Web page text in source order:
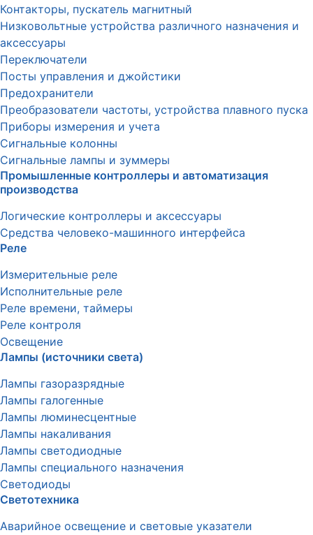
Контакторы, пускатель магнитный
Низковольтные устройства различного назначения и
аксессуары
Переключатели
Посты управления и джойстики
Предохранители
Преобразователи частоты, устройства плавного пуска
Приборы измерения и учета
Сигнальные колонны
Сигнальные лампы и зуммеры
Промышленные контроллеры и автоматизация
производства
Логические контроллеры и аксессуары
Средства человеко-машинного интерфейса
Реле
Измерительные реле
Исполнительные реле
Реле времени, таймеры
Реле контроля
Освещение
Лампы (источники света)
Лампы газоразрядные
Лампы галогенные
Лампы люминесцентные
Лампы накаливания
Лампы светодиодные
Лампы специального назначения
Светодиоды
Светотехника
Аварийное освещение и световые указатели